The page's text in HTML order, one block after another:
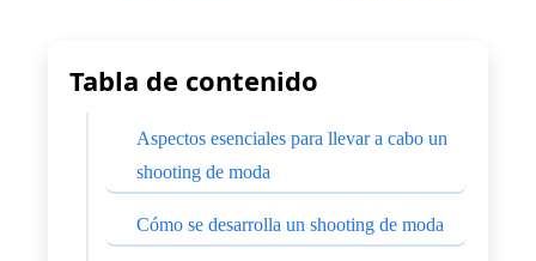
Tabla de contenido
Aspectos esenciales para llevar a cabo un
shooting de moda
Cómo se desarrolla un shooting de moda